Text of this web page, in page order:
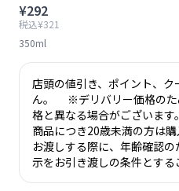
¥292
税込¥321
350ml
店頭の値引き、ポイント、
ん。 ※デリバリー価格のた
格と異なる場合がございま
商品につき20歳未満の方は
お渡しする際に、年齢確認
示をお引き渡しの条件とする